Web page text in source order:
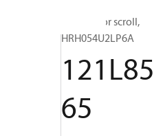
Compresor scroll,
HRH054U2LP6A
121L85
65